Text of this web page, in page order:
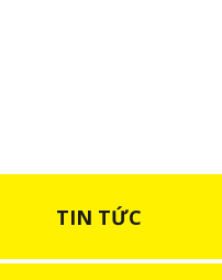
TIN TỨC